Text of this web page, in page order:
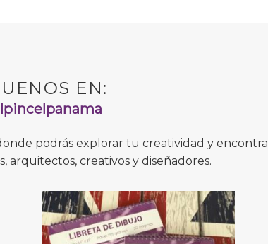
EN:
podrás explorar tu creatividad y
arquitectos, creativos y diseñadores.